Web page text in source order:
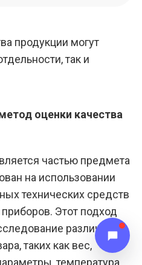
продукции могут
так и
оценки качества
частью предмета
на использовании
технических средств
Этот подход
различных
таких как вес,
температура,